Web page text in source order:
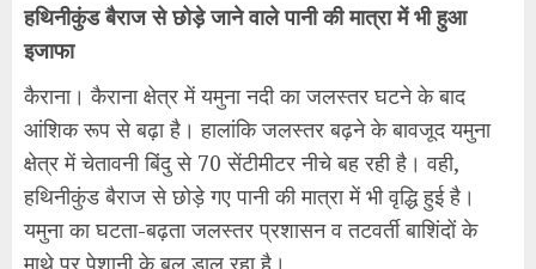
हथिनीकुंड बैराज से छोड़े जाने वाले पानी की मात्रा में भी हुआ
इजाफा
कैराना। कैराना क्षेत्र में यमुना नदी का जलस्तर घटने के बाद
आंशिक रूप से बढ़ा है। हालांकि जलस्तर बढ़ने के बावजूद यमुना
क्षेत्र में चेतावनी बिंदु से 70 सेंटीमीटर नीचे बह रही है। वही,
हथिनीकुंड बैराज से छोड़े गए पानी की मात्रा में भी वृद्धि हुई है।
यमुना का घटता-बढ़ता जलस्तर प्रशासन व तटवर्ती बाशिंदों के
माथे पर पेशानी के बल डाल रहा है।